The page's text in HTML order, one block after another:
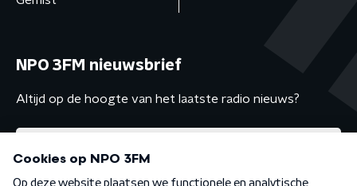
NPO 3FM nieuwsbrief
Altijd op de hoogte van het laatste radio nieuws?